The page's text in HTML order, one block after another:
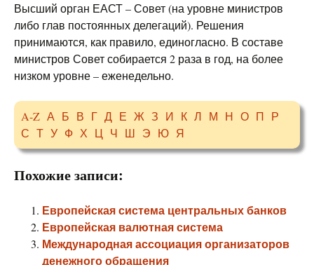
Высший орган ЕАСТ – Совет (на уровне министров
либо глав постоянных делегаций). Решения
принимаются, как правило, единогласно. В составе
министров Совет собирается 2 раза в год, на более
низком уровне – еженедельно.
A-Z А Б В Г Д Е Ж З И К Л М Н О П Р
С Т У Ф Х Ц Ч Ш Э Ю Я
Похожие записи:
Европейская система центральных банков
Европейская валютная система
Международная ассоциация организаторов
денежного обращения